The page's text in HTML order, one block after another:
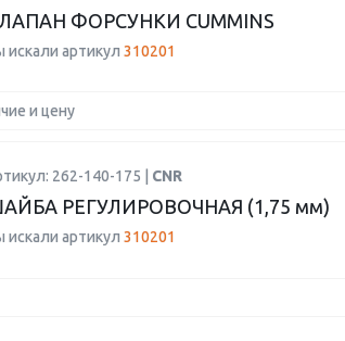
ФОРСУНКИ CUMMINS
искали артикул 310201
и цену
262-140-175 | CNR
РЕГУЛИРОВОЧНАЯ (1,75 мм)
искали артикул 310201